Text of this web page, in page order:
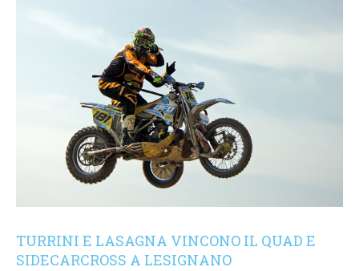
TURRINI E LASAGNA VINCONO IL QUAD E
SIDECARCROSS A LESIGNANO